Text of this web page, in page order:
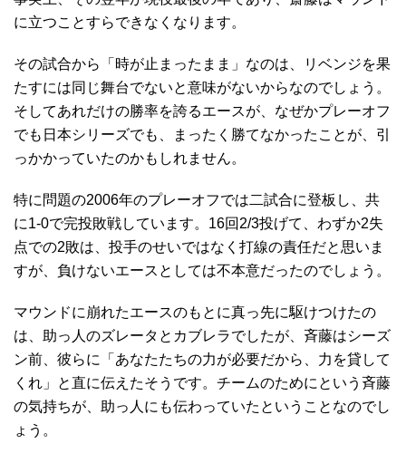
に立つことすらできなくなります。
その試合から「時が止まったまま」なのは、リベンジを果
たすには同じ舞台でないと意味がないからなのでしょう。
そしてあれだけの勝率を誇るエースが、なぜかプレーオフ
でも日本シリーズでも、まったく勝てなかったことが、引
っかかっていたのかもしれません。
特に問題の2006年のプレーオフでは二試合に登板し、共
に1-0で完投敗戦しています。16回2/3投げて、わずか2失
点での2敗は、投手のせいではなく打線の責任だと思いま
すが、負けないエースとしては不本意だったのでしょう。
マウンドに崩れたエースのもとに真っ先に駆けつけたの
は、助っ人のズレータとカブレラでしたが、斉藤はシーズ
ン前、彼らに「あなたたちの力が必要だから、力を貸して
くれ」と直に伝えたそうです。チームのためにという斉藤
の気持ちが、助っ人にも伝わっていたということなのでし
ょう。